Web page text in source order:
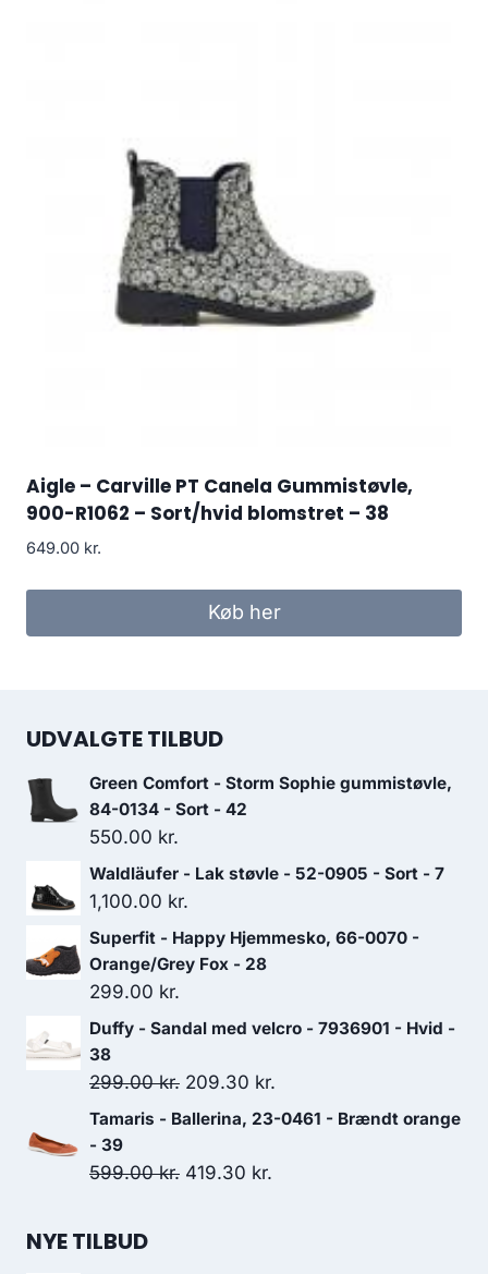
Aigle – Carville PT Canela Gummistøvle,
900-R1062 – Sort/hvid blomstret – 38
649.00 kr.
Køb her
UDVALGTE TILBUD
Green Comfort - Storm Sophie gummistøvle,
84-0134 - Sort - 42
550.00 kr.
Waldläufer - Lak støvle - 52-0905 - Sort - 7
1,100.00 kr.
Superfit - Happy Hjemmesko, 66-0070 -
Orange/Grey Fox - 28
299.00 kr.
Duffy - Sandal med velcro - 7936901 - Hvid -
38
299.00kr. Den
oprindelige
var:
209.30 kr.
aktuelle
Tamaris - Ballerina, 23-0461 - Brændt orange
- 39
599.00kr. Den
419.30 kr.
NYE TILBUD